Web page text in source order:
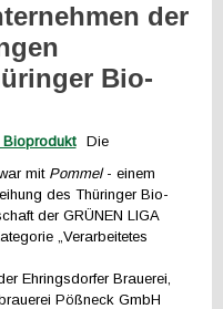
der
Bio-
Die
mit Pommel- einem
des Thüringer Bio-
der GRÜNEN LIGA
„Verarbeitetes
Ehringsdorfer Brauerei,
Pößneck GmbH